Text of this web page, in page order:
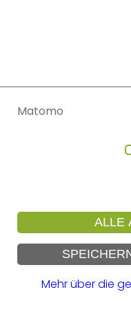
Matomo
ALLE
Mehr über die